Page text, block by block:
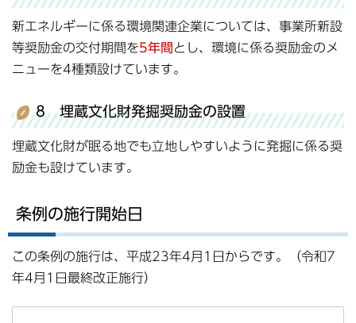
新エネルギーに係る環境関連企業については、事業所新設
等奨励金の交付期間を5年間 とし、環境に係る奨励金のメ
ニューを4種類設けています。
8 埋蔵文化財発掘奨励金の設置
埋蔵文化財が眠る地でも立地しやすいように発掘に係る奨
励金も設けています。
条例の施行開始日
この条例の施行は、平成23年4月1日からです。（令和7
年4月1日最終改正施行）